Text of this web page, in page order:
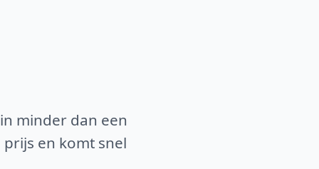
minder dan een
en komt snel